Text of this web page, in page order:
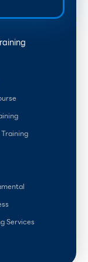
Services